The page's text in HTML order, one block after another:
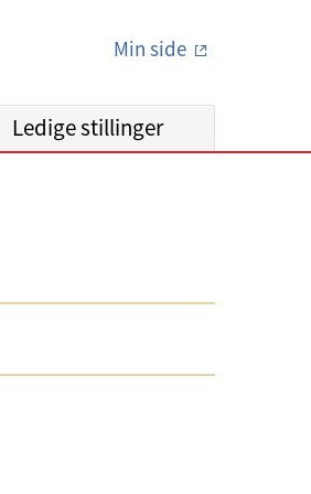
Min side
Ledige stillinger